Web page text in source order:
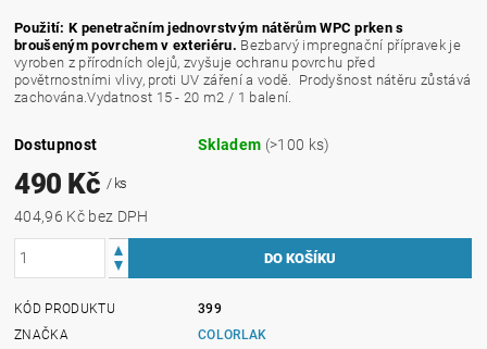
Použití: K penetračním jednovrstvým nátěrům WPC prken s
broušeným povrchem v exteriéru. Bezbarvý impregnační přípravek je
vyroben z přírodních olejů, zvyšuje ochranu povrchu před
povětrnostními vlivy, proti UV záření a vodě. Prodyšnost nátěru zůstává
zachována.Vydatnost 15 - 20 m2 / 1 balení.
Dostupnost Skladem (>100 ks)
490 Kč / ks
404,96 Kč bez DPH
KÓD PRODUKTU
399
ZNAČKA
COLORLAK